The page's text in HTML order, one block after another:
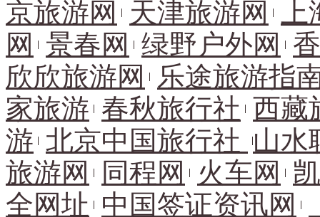
京旅游网
天津旅游网
网 景春网 绿野户外网
欣欣旅游网
乐途旅游指
家旅游 春秋旅行社 西藏
游 北京中国旅行社 山水
旅游网
同程网 火车网
全网址 中国签证资讯网